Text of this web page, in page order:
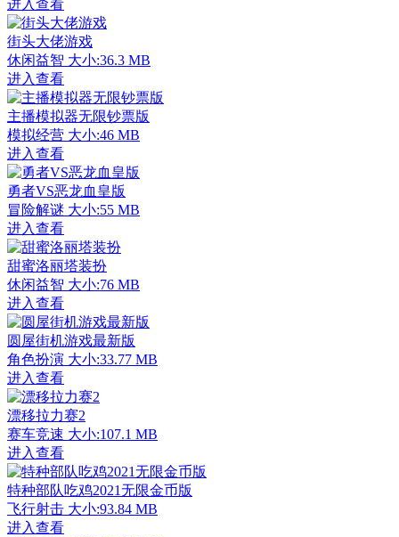
进入查看
街头大佬游戏
休闲益智 大小:36.3 MB
进入查看
主播模拟器无限钞票版
模拟经营 大小:46 MB
进入查看
勇者VS恶龙血皇版
冒险解谜 大小:55 MB
进入查看
甜蜜洛丽塔装扮
休闲益智 大小:76 MB
进入查看
圆屋街机游戏最新版
角色扮演 大小:33.77 MB
进入查看
漂移拉力赛2
赛车竞速 大小:107.1 MB
进入查看
特种部队吃鸡2021无限金币版
飞行射击 大小:93.84 MB
进入查看